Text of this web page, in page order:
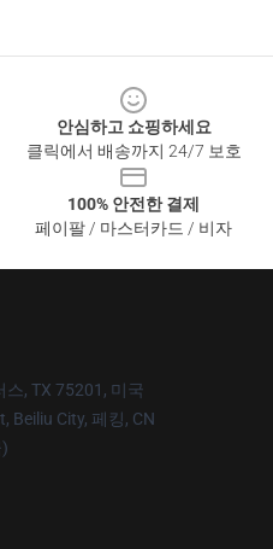
안심하고 쇼핑하세요
클릭에서 배송까지 24/7 보호
100% 안전한 결제
페이팔 / 마스터카드 / 비자
스, TX 75201, 미국
Beiliu City, 페킹, CN